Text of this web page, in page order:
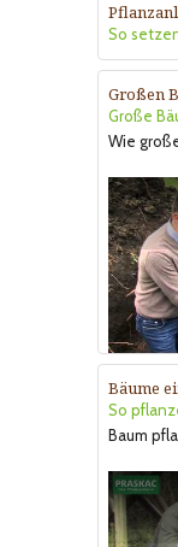
So
Großen
Große
Wie
Bäume
So
Baum